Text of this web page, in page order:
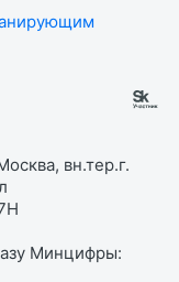
вн.тер.г.
Минцифры: